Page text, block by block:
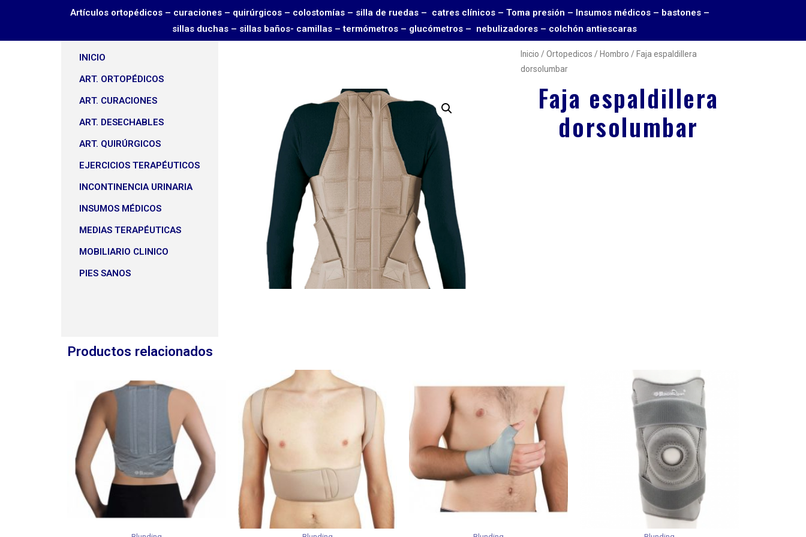
Artículos ortopédicos – curaciones – quirúrgicos – colostomías – silla de ruedas – catres clínicos – Toma presión – Insumos médicos – bastones –
sillas duchas – sillas baños- camillas – termómetros – glucómetros – nebulizadores – colchón antiescaras
INICIO
ART. ORTOPÉDICOS
ART. CURACIONES
ART. DESECHABLES
ART. QUIRÚRGICOS
EJERCICIOS TERAPÉUTICOS
INCONTINENCIA URINARIA
INSUMOS MÉDICOS
MEDIAS TERAPÉUTICAS
MOBILIARIO CLINICO
PIES SANOS
Inicio /Ortopedicos / Hombro / Faja espaldillera
dorsolumbar
Faja espaldillera
dorsolumbar
Productos relacionados